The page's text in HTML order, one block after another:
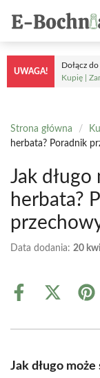
treści
UWAGA!
Dołącz
Kupię |
Strona główna /
herbata? Poradnik
Jak długo
herbata?
Data dodania: 20
Share
Share
(Twitter)
Jak długo